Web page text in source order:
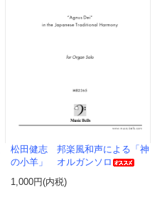
松田健志 邦楽風和声による「神
の小羊」 オルガンソロ
1,000円(内税)